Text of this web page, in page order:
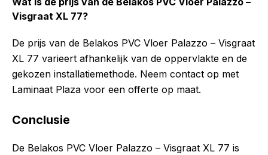
Visgraat XL 77?
De prijs van de Belakos PVC Vloer Palazzo – Visgraat
XL 77 varieert afhankelijk van de oppervlakte en de
gekozen installatiemethode. Neem contact op met
Laminaat Plaza voor een offerte op maat.
Conclusie
De Belakos PVC Vloer Palazzo – Visgraat XL 77 is